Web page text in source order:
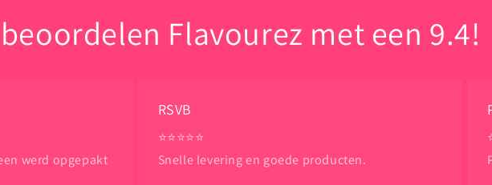
Flavourez met een 9.4!
werd opgepakt
RSVB
⭐️⭐️⭐️⭐️⭐️
Snelle levering en goede producten.